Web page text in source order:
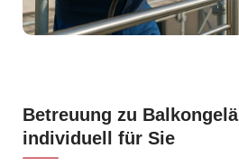
Betreuung zu
individuell für Sie